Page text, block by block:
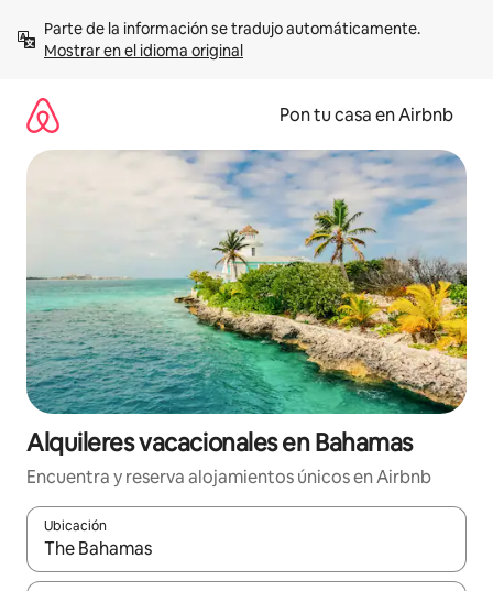
contenidoMostrar en el idioma original
Pon tu casa en Airbnb
Alquileres vacacionales en Bahamas
Encuentra y reserva alojamientos únicos en Airbnb
Ubicación
Cuando los resultados estén disponibles, navega con las